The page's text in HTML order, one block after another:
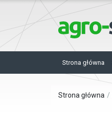
Strona główna
Strona główna